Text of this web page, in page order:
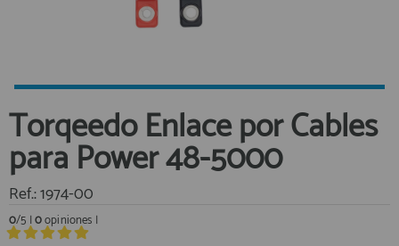
Equipo Personal
Libros
Mantenimiento y Limpieza
Motores
Navegacion
Al crear una cuenta en francobordo.com podrás realizar tus
registro cliente
Torqeedo Enlace por Cables
para Power 48-5000
Ref.: 1974-00
0/5 |0opiniones |